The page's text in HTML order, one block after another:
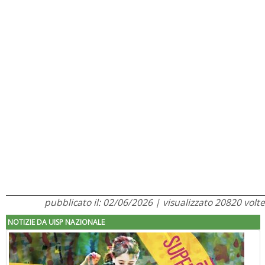
pubblicato il: 02/06/2026 | visualizzato 20820 volte
NOTIZIE DA UISP NAZIONALE